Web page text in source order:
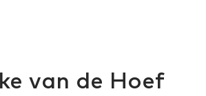
van de Hoef